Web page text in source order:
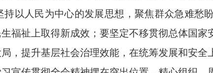
以人民为中心的发展思想，聚焦群众急难愁
福祉上取得新成效；要坚定不移贯彻总体国
，提升基层社会治理效能，在统筹发展和安全